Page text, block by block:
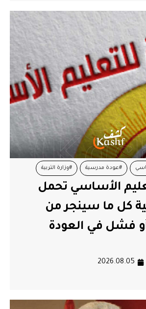
#عودة مدرسية #وزارة التربية
الأساسي تحمل
كل ما سينجر من
فشل في العودة
2026.08.05